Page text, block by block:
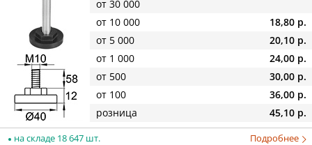
от 30 000
от 10 000
18,80 р.
от 5 000
20,10 р.
от 1 000
24,00 р.
от 500
30,00 р.
от 100
36,00 р.
розница
45,10 р.
на складе 18 647 шт. Подробнее